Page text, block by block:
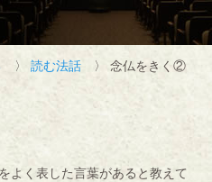
〉 読む法話 〉 念仏をきく②
よく表した言葉があると教えて